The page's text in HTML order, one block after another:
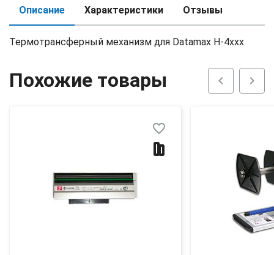
Описание Характеристики Отзывы
Термотрансферный механизм для Datamax H-4xxx
Похожие товары chevron_left chevron_right
favorite_border